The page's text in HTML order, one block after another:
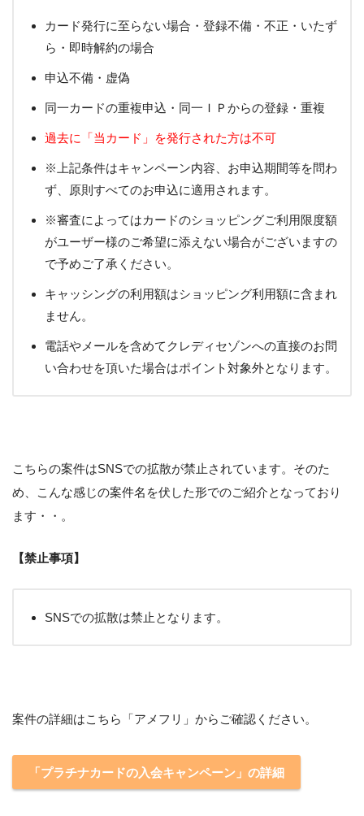
カード発行に至らない場合・登録不備・不正・いたず
ら・即時解約の場合
申込不備・虚偽
同一カードの重複申込・同一ＩＰからの登録・重複
過去に「当カード」を発行された方は不可
※上記条件はキャンペーン内容、お申込期間等を問わ
ず、原則すべてのお申込に適用されます。
※審査によってはカードのショッピングご利用限度額
がユーザー様のご希望に添えない場合がございますの
で予めご了承ください。
キャッシングの利用額はショッピング利用額に含まれ
ません。
電話やメールを含めてクレディセゾンへの直接のお問
い合わせを頂いた場合はポイント対象外となります。
こちらの案件はSNSでの拡散が禁止されています。そのた
め、こんな感じの案件名を伏した形でのご紹介となっており
ます・・。
【禁止事項】
SNSでの拡散は禁止となります。
案件の詳細はこちら「アメフリ」からご確認ください。
「プラチナカードの入会キャンペーン」の詳細